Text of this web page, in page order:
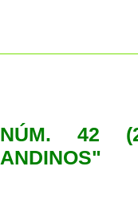
NÚM. 42
ANDINOS"